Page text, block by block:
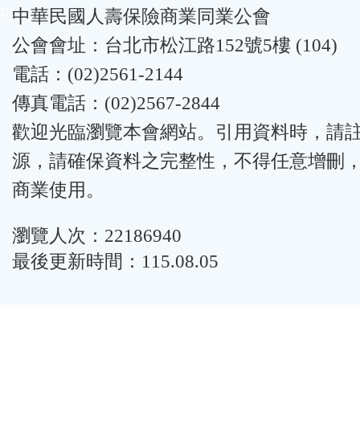
:::中華民國人壽保險商業同業公會
公會會址：台北市松江路152號5樓 (104)
電話：(02)2561-2144
傳真電話：(02)2567-2844
歡迎光臨瀏覽本會網站。引用資料時，請
源，請確保資料之完整性，不得任意增刪
商業使用。
瀏覽人次：22186940
最後更新時間：115.08.05